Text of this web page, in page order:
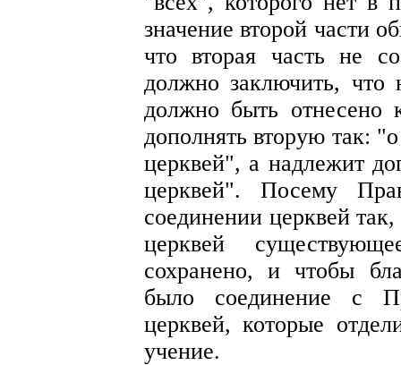
значение второй части
что вторая часть не
должно заключить, что
должно быть отнесено
дополнять вторую так:
церквей", а надлежит
церквей". Посему
соединении церквей
церквей
сохранено, и чтобы
было соединение с
церквей, которые
учение.